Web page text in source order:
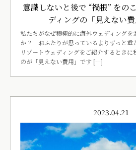
意識しないと後で “禍根” をの
ディングの「見えない費
私たちがなぜ積極的に海外ウェディングを
か？ おふたりが思っているよりずっと重
リゾートウェディングをご紹介するときに
のが「見えない費用」です […]
2023.04.21